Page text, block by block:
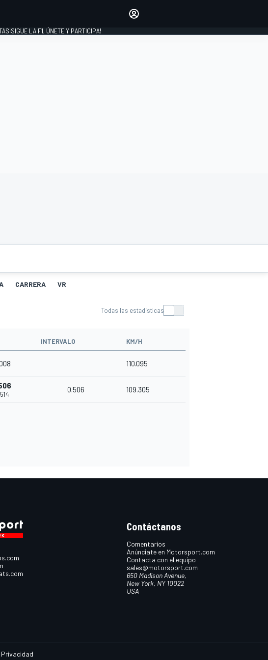
¡SIGUE LA F1, ÚNETE Y PARTICIPA!
CARRERA VR
Todas las estadísticas
INTERVALO KM/H
110.095
0.506 109.305
Contáctanos
Comentarios
Anúnciate en Motorsport.com
Contacta con el equipo
sales@motorsport.com
650 Madison Avenue,
New York, NY 10022
USA